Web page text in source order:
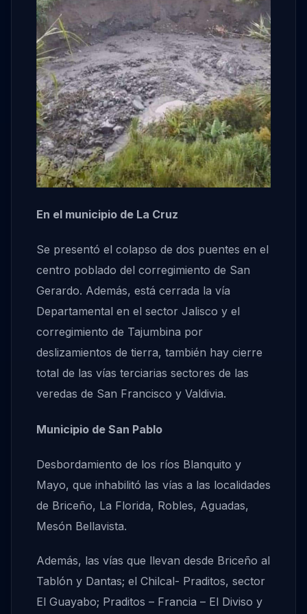
En el municipio de La Cruz
Se presentó el colapso de dos puentes en el
centro poblado del corregimiento de San
Gerardo. Además, está cerrada la vía
Departamental en el sector Jalisco y el
corregimiento de Tajumbina por
deslizamientos de tierra, también hay cierre
total de las vías terciarias sectores de las
veredas de San Francisco y Valdivia.
Municipio de San Pablo
Desbordamiento de los ríos Blanquito y
Mayo, que inhabilitó las vías a las localidades
de Briceño, La Florida, Robles, Aguadas,
Mesón Bellavista.
Además, las vías que llevan desde Briceño al
Tablón y Dantas; el Chilcal- Praditos, sector
El Guayabo; Praditos – Francia – El Diviso y